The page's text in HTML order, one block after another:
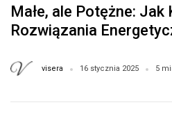
Małe, ale Potężne:
Rozwiązania
visera 16 stycznia 2025 5